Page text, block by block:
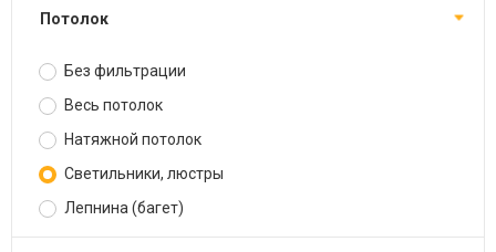
Потолок
Без фильтрации
Весь потолок
Натяжной потолок
Светильники, люстры
Лепнина (багет)